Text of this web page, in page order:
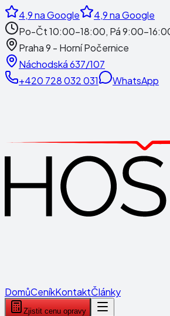
4,9na Google 4,9na Google
Po-Čt 10:00-18:00, Pá 9:00-
Praha 9 - Horní Počernice
Náchodská 637/107
+420 728 032 031
WhatsApp
DomůCeníkKontaktČlánky
Zjistit cenu opravy